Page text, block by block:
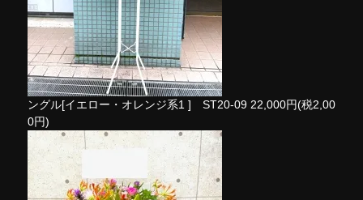
ングル[イエロー・オレンジ系1 ] ST20-09 22,000円(税2,00
0円)